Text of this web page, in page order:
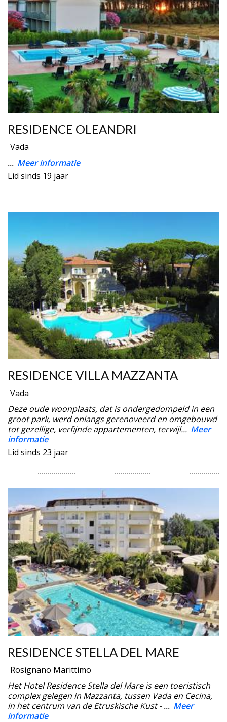
RESIDENCE OLEANDRI
Vada
... Meer informatie
Lid sinds 19 jaar
RESIDENCE VILLA MAZZANTA
Vada
Deze oude woonplaats, dat is ondergedompeld in een
groot park, werd onlangs gerenoveerd en omgebouwd
tot gezellige, verfijnde appartementen, terwijl... Meer
informatie
Lid sinds 23 jaar
RESIDENCE STELLA DEL MARE
Rosignano Marittimo
Het Hotel Residence Stella del Mare is een toeristisch
complex gelegen in Mazzanta, tussen Vada en Cecina,
in het centrum van de Etruskische Kust - ... Meer
informatie